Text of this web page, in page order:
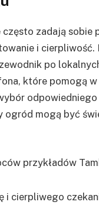
zadają sobie
i
po
które pomogą
odpowiedniego
ogród mogą być
przykładów
cierpliwego